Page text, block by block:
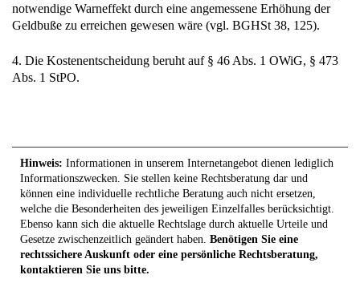
notwendige Warneffekt durch eine angemessene Erhöhung der
Geldbuße zu erreichen gewesen wäre (vgl. BGHSt 38, 125).
4. Die Kostenentscheidung beruht auf § 46 Abs. 1 OWiG, § 473
Abs. 1 StPO.
Hinweis: Informationen in unserem Internetangebot dienen lediglich
Informationszwecken. Sie stellen keine Rechtsberatung dar und
können eine individuelle rechtliche Beratung auch nicht ersetzen,
welche die Besonderheiten des jeweiligen Einzelfalles berücksichtigt.
Ebenso kann sich die aktuelle Rechtslage durch aktuelle Urteile und
Gesetze zwischenzeitlich geändert haben. Benötigen Sie eine
rechtssichere Auskunft oder eine persönliche Rechtsberatung,
kontaktieren Sie uns bitte.